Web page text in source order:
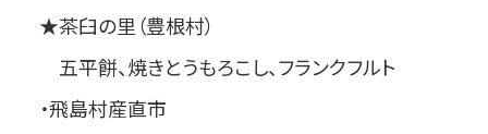
★茶臼の里（豊根村）
五平餅、焼きとうもろこし、フランクフルト
・飛島村産直市